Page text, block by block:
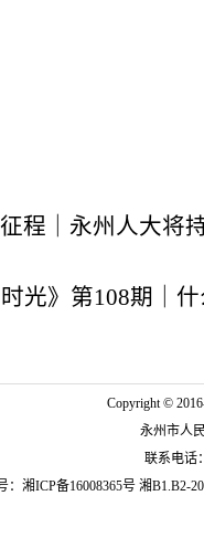
程｜永州人大将
时光》第108期｜
Copyright ©
永州市人
联系电话
： 湘ICP备16008365号 湘B1.B2-